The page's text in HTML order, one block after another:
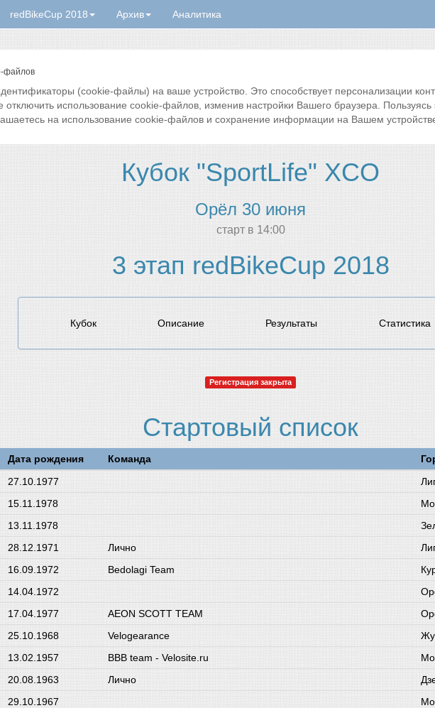
redBikeCup 2018 Архив Аналитика
файлов
(cookie-файлы) на ваше устройство. Это способствует персонализации
отключить использование cookie-файлов, изменив настройки Вашего браузера.
на использование cookie-файлов и сохранение информации на Вашем
Кубок "SportLife" XCO
Орёл 30 июня
cтарт в 14:00
3 этап redBikeCup 2018
Кубок Описание Результаты Статистика
Регистрация закрыта
Стартовый список
Дата рождения Команда
27.10.1977
15.11.1978
13.11.1978
28.12.1971 Лично
16.09.1972 Bedolagi Team
14.04.1972
17.04.1977 AEON SCOTT TEAM
25.10.1968 Velogearance
13.02.1957 BBB team - Velosite.ru
20.08.1963 Лично
29.10.1967